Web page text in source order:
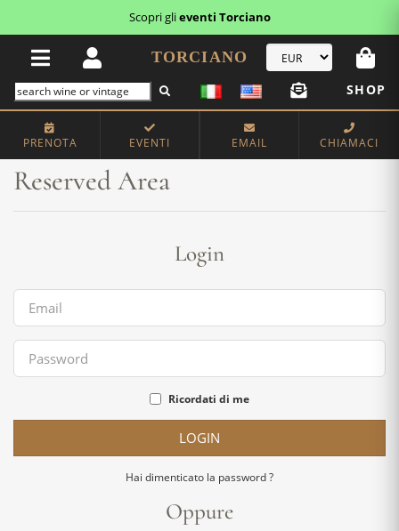
Scopri glieventi Torciano
TORCIANO
SHOP
PRENOTA EVENTI EMAIL CHIAMACI
Home Reserved Area
Reserved Area
Login
Ricordati di me
LOGIN
Hai dimenticato la password ?
Oppure